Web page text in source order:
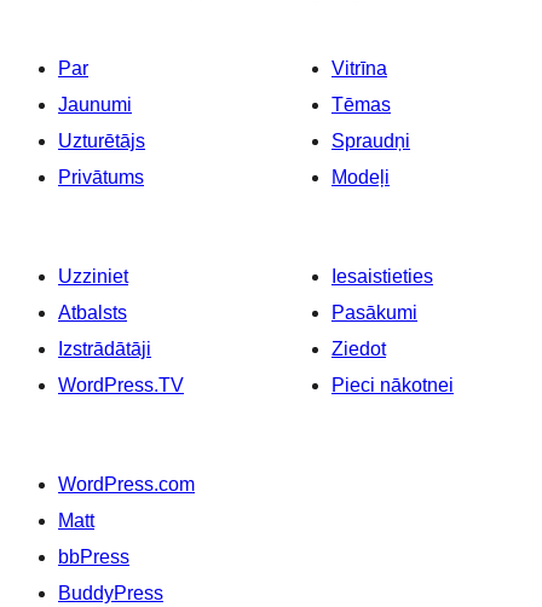
Par
Jaunumi
Uzturētājs
Privātums
Vitrīna
Tēmas
Spraudņi
Modeļi
Uzziniet
Atbalsts
Izstrādātāji
WordPress.TV
Iesaistieties
Pasākumi
Ziedot
Pieci nākotnei
WordPress.com
Matt
bbPress
BuddyPress